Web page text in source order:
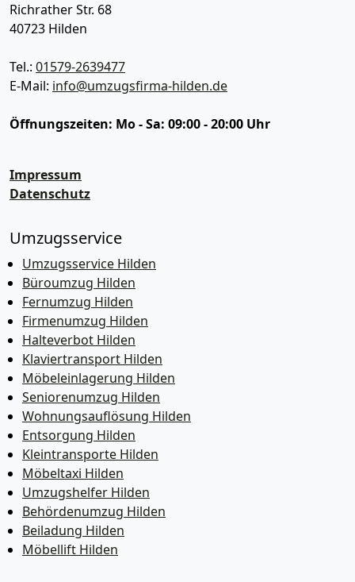
Richrather Str. 68
40723 Hilden
Tel.: 01579-2639477
E-Mail: info@umzugsfirma-hilden.de
Öffnungszeiten: Mo - Sa: 09:00 - 20:00 Uhr
Impressum
Datenschutz
Umzugsservice
Umzugsservice Hilden
Büroumzug Hilden
Fernumzug Hilden
Firmenumzug Hilden
Halteverbot Hilden
Klaviertransport Hilden
Möbeleinlagerung Hilden
Seniorenumzug Hilden
Wohnungsauflösung Hilden
Entsorgung Hilden
Kleintransporte Hilden
Möbeltaxi Hilden
Umzugshelfer Hilden
Behördenumzug Hilden
Beiladung Hilden
Möbellift Hilden